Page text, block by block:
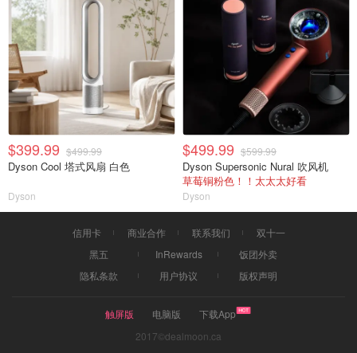
$399.99 $499.99
Dyson Cool 塔式风扇 白色
Dyson
$499.99 $599.99
Dyson Supersonic Nural 吹风机
草莓铜粉色！！太太太好看
Dyson
信用卡 商业合作 联系我们
双十一
黑五
InRewards
饭团外卖
隐私条款
用户协议 版权声明
触屏版 电脑版
下载App
2017©dealmoon.ca